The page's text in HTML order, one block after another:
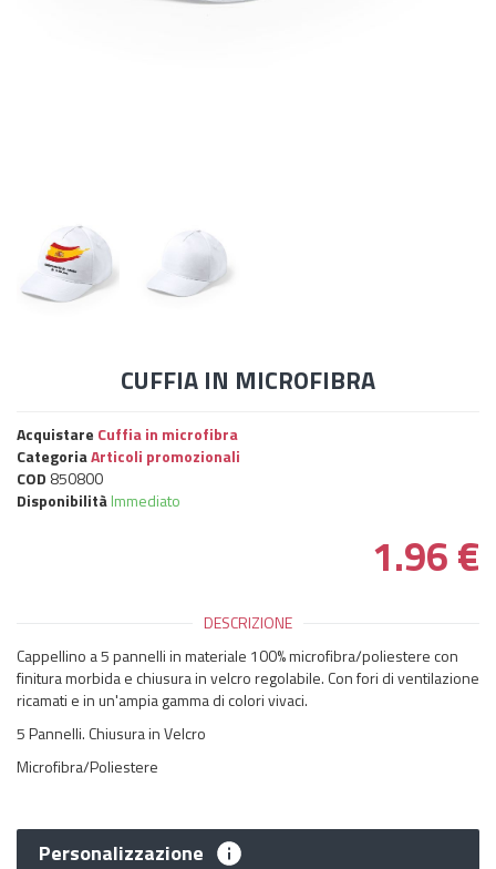
CUFFIA IN MICROFIBRA
Acquistare Cuffia in microfibra
CategoriaArticoli promozionali
COD 850800
DisponibilitàImmediato
1.96€
DESCRIZIONE
Cappellino a 5 pannelli in materiale 100% microfibra/poliestere con
finitura morbida e chiusura in velcro regolabile. Con fori di ventilazione
ricamati e in un'ampia gamma di colori vivaci.
5 Pannelli. Chiusura in Velcro
Microfibra/Poliestere
Personalizzazione